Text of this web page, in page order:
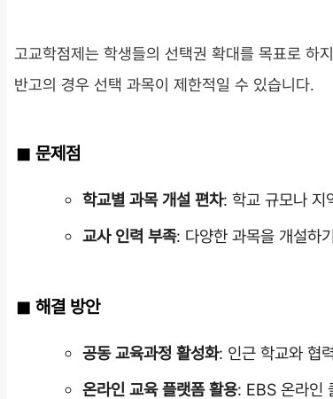
고교학점제는 학생들의 선택권 확대를 목표로 하
반고의 경우 선택 과목이 제한적일 수 있습니다.
문제점
학교별 과목 개설 편차: 학교 규모나 지
교사 인력 부족: 다양한 과목을 개설하
해결 방안
공동 교육과정 활성화: 인근 학교와 협
온라인 교육 플랫폼 활용: EBS 온라인